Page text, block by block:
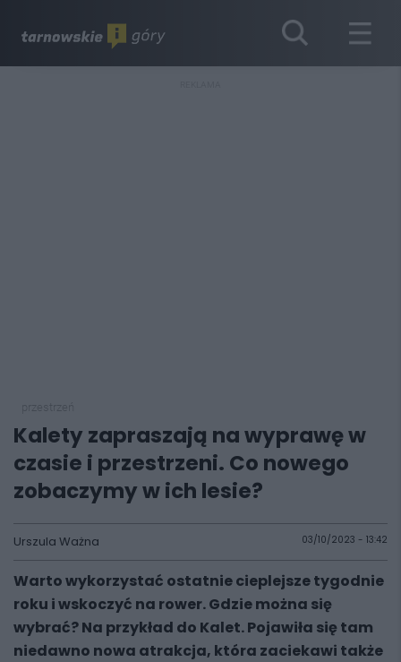
Kalety zapraszają na wyprawę w
czasie i przestrzeni. Co nowego
zobaczymy w ich lesie?
Urszula Ważna 03/10/2023 - 13:42
Warto wykorzystać ostatnie cieplejsze tygodnie
roku i wskoczyć na rower. Gdzie można się
wybrać? Na przykład do Kalet. Pojawiła się tam
niedawno nowa atrakcja, która zaciekawi także